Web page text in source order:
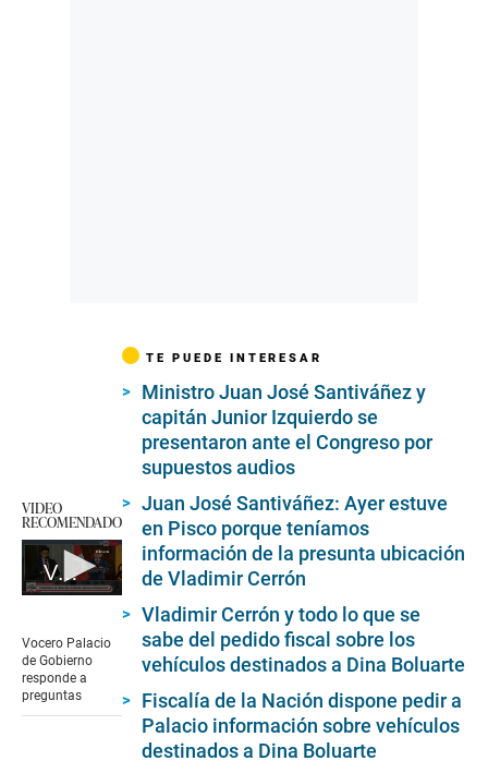
VIDEO
RECOMENDADO
Vocero Palacio de Gobierno responde a preguntas
of
3
minutes,
44
seconds
Vocero Palacio
de Gobierno
responde a
preguntas
TE PUEDE INTERESAR
Ministro Juan José Santiváñez y
capitán Junior Izquierdo se
presentaron ante el Congreso por
supuestos audios
Juan José Santiváñez: Ayer estuve
en Pisco porque teníamos
información de la presunta ubicación
de Vladimir Cerrón
Vladimir Cerrón y todo lo que se
sabe del pedido fiscal sobre los
vehículos destinados a Dina Boluarte
Fiscalía de la Nación dispone pedir a
Palacio información sobre vehículos
destinados a Dina Boluarte